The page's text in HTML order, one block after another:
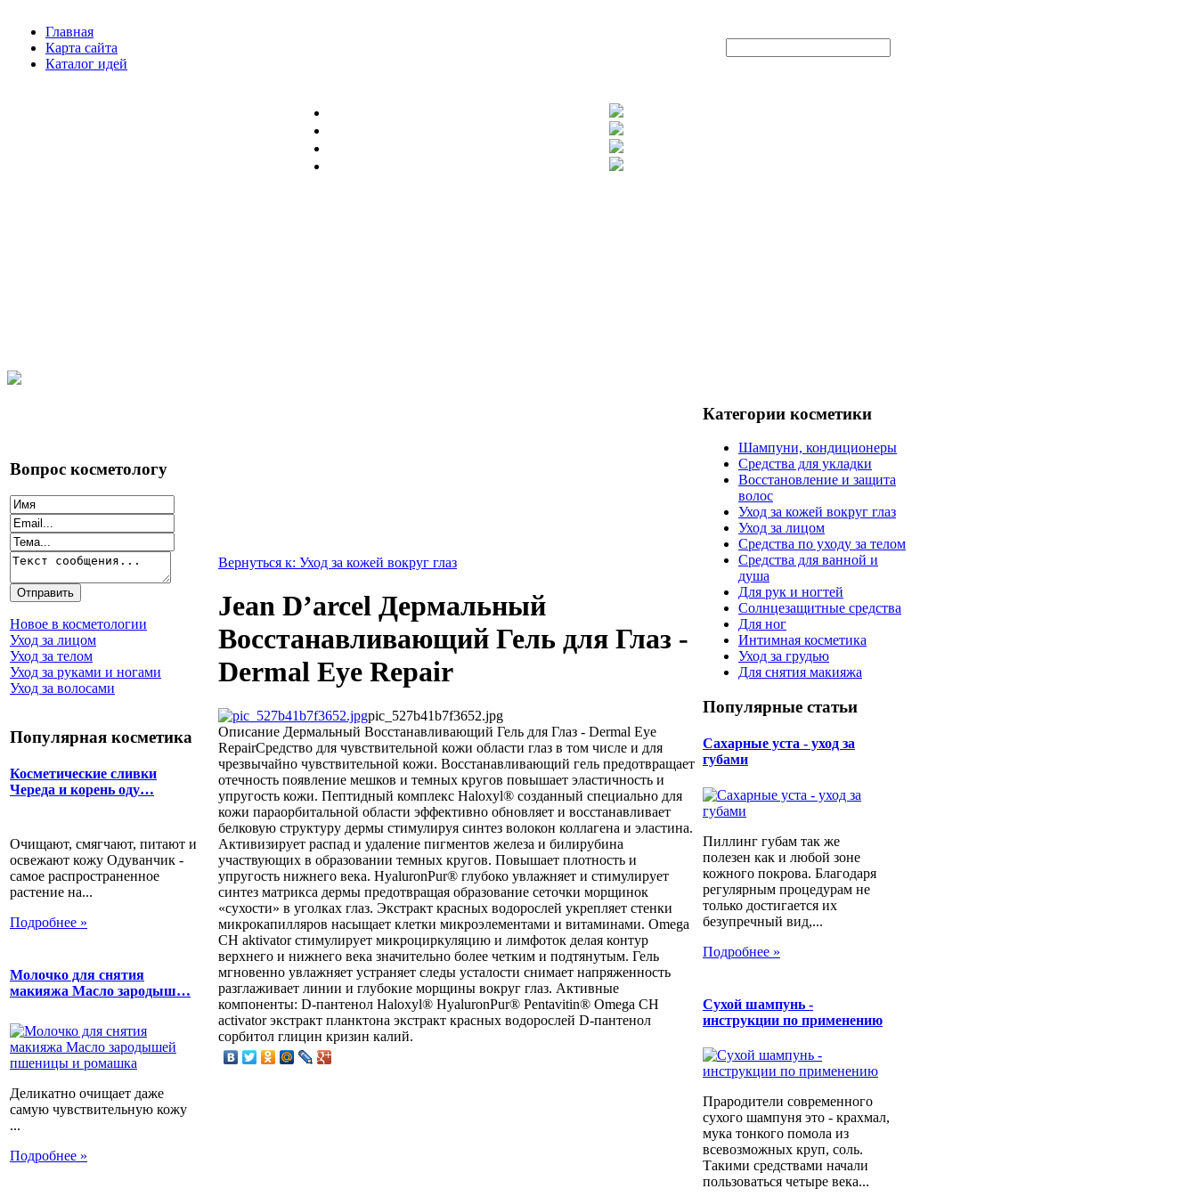
Главная
Карта сайта
Каталог идей
Вопрос косметологу
Новое в косметологии
Уход за лицом
Уход за телом
Уход за руками и ногами
Уход за волосами
Популярная косметика
Косметические сливки
Череда и корень оду…
Очищают, смягчают, питают и
освежают кожу Одуванчик -
самое распространенное
растение на...
Подробнее »
Молочко для снятия
макияжа Масло зародыш…
Деликатно очищает даже
самую чувствительную кожу
...
Подробнее »
Вернуться к: Уход за кожей вокруг глаз
Jean D’arcel Дермальный
Восстанавливающий Гель для Глаз -
Dermal Eye Repair
pic_527b41b7f3652.jpg
Описание Дермальный Восстанавливающий Гель для Глаз - Dermal Eye
RepairСредство для чувствительной кожи области глаз в том числе и для
чрезвычайно чувствительной кожи. Восстанавливающий гель предотвращает
отечность появление мешков и темных кругов повышает эластичность и
упругость кожи. Пептидный комплекс Haloxyl® созданный специально для
кожи параорбитальной области эффективно обновляет и восстанавливает
белковую структуру дермы стимулируя синтез волокон коллагена и эластина.
Активизирует распад и удаление пигментов железа и билирубина
участвующих в образовании темных кругов. Повышает плотность и
упругость нижнего века. HyaluronPur® глубоко увлажняет и стимулирует
синтез матрикса дермы предотвращая образование сеточки морщинок
«сухости» в уголках глаз. Экстракт красных водорослей укрепляет стенки
микрокапилляров насыщает клетки микроэлементами и витаминами. Omega
CH aktivator стимулирует микроциркуляцию и лимфоток делая контур
верхнего и нижнего века значительно более четким и подтянутым. Гель
мгновенно увлажняет устраняет следы усталости снимает напряженность
разглаживает линии и глубокие морщины вокруг глаз. Активные
компоненты: D-пантенол Haloxyl® HyaluronPur® Pentavitin® Omega CH
activator экстракт планктона экстракт красных водорослей D-пантенол
сорбитол глицин кризин калий.
Категории косметики
Шампуни, кондиционеры
Средства для укладки
Восстановление и защита
волос
Уход за кожей вокруг глаз
Уход за лицом
Средства по уходу за телом
Средства для ванной и
душа
Для рук и ногтей
Солнцезащитные средства
Для ног
Интимная косметика
Уход за грудью
Для снятия макияжа
Популярные статьи
Сахарные уста - уход за
губами
Пиллинг губам так же
полезен как и любой зоне
кожного покрова. Благодаря
регулярным процедурам не
только достигается их
безупречный вид,...
Подробнее »
Сухой шампунь -
инструкции по применению
Прародители современного
сухого шампуня это - крахмал,
мука тонкого помола из
всевозможных круп, соль.
Такими средствами начали
пользоваться четыре века...